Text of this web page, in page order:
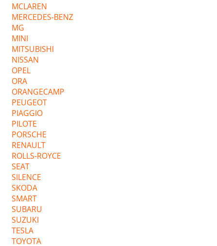
MCLAREN
MERCEDES-BENZ
MG
MINI
MITSUBISHI
NISSAN
OPEL
ORA
ORANGECAMP
PEUGEOT
PIAGGIO
PILOTE
PORSCHE
RENAULT
ROLLS-ROYCE
SEAT
SILENCE
SKODA
SMART
SUBARU
SUZUKI
TESLA
TOYOTA